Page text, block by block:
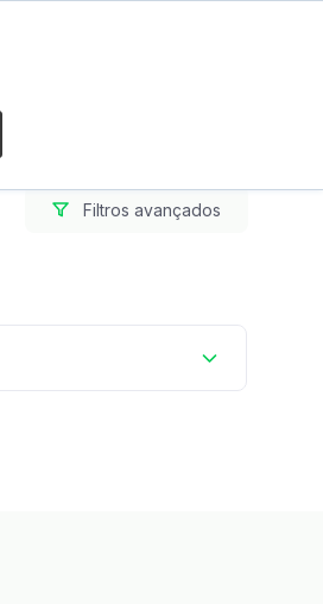
Filtros avançados